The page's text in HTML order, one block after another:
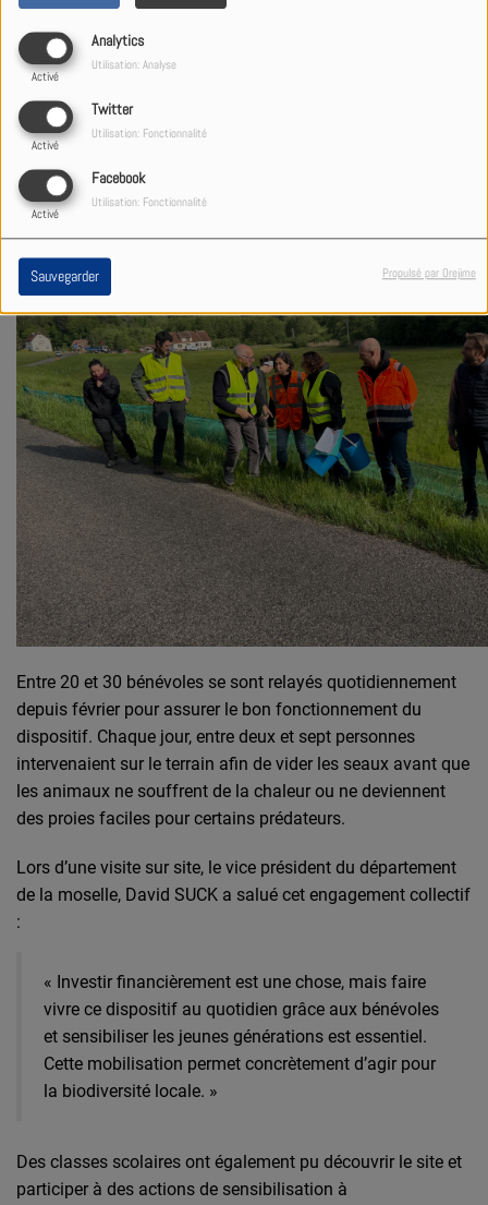
Analytics
Activé
Utilisation: Analyse
Twitter
Activé
Utilisation: Fonctionnalité
Facebook
Activé
Utilisation: Fonctionnalité
Sauvegarder Propulsé par Orejime
Entre 20 et 30 bénévoles se sont relayés quotidiennement
depuis février pour assurer le bon fonctionnement du
dispositif. Chaque jour, entre deux et sept personnes
intervenaient sur le terrain afin de vider les seaux avant que
les animaux ne souffrent de la chaleur ou ne deviennent
des proies faciles pour certains prédateurs.
Lors d’une visite sur site, le vice président du département
de la moselle, David SUCK a salué cet engagement collectif
:
« Investir financièrement est une chose, mais faire
vivre ce dispositif au quotidien grâce aux bénévoles
et sensibiliser les jeunes générations est essentiel.
Cette mobilisation permet concrètement d’agir pour
la biodiversité locale. »
Des classes scolaires ont également pu découvrir le site et
participer à des actions de sensibilisation à